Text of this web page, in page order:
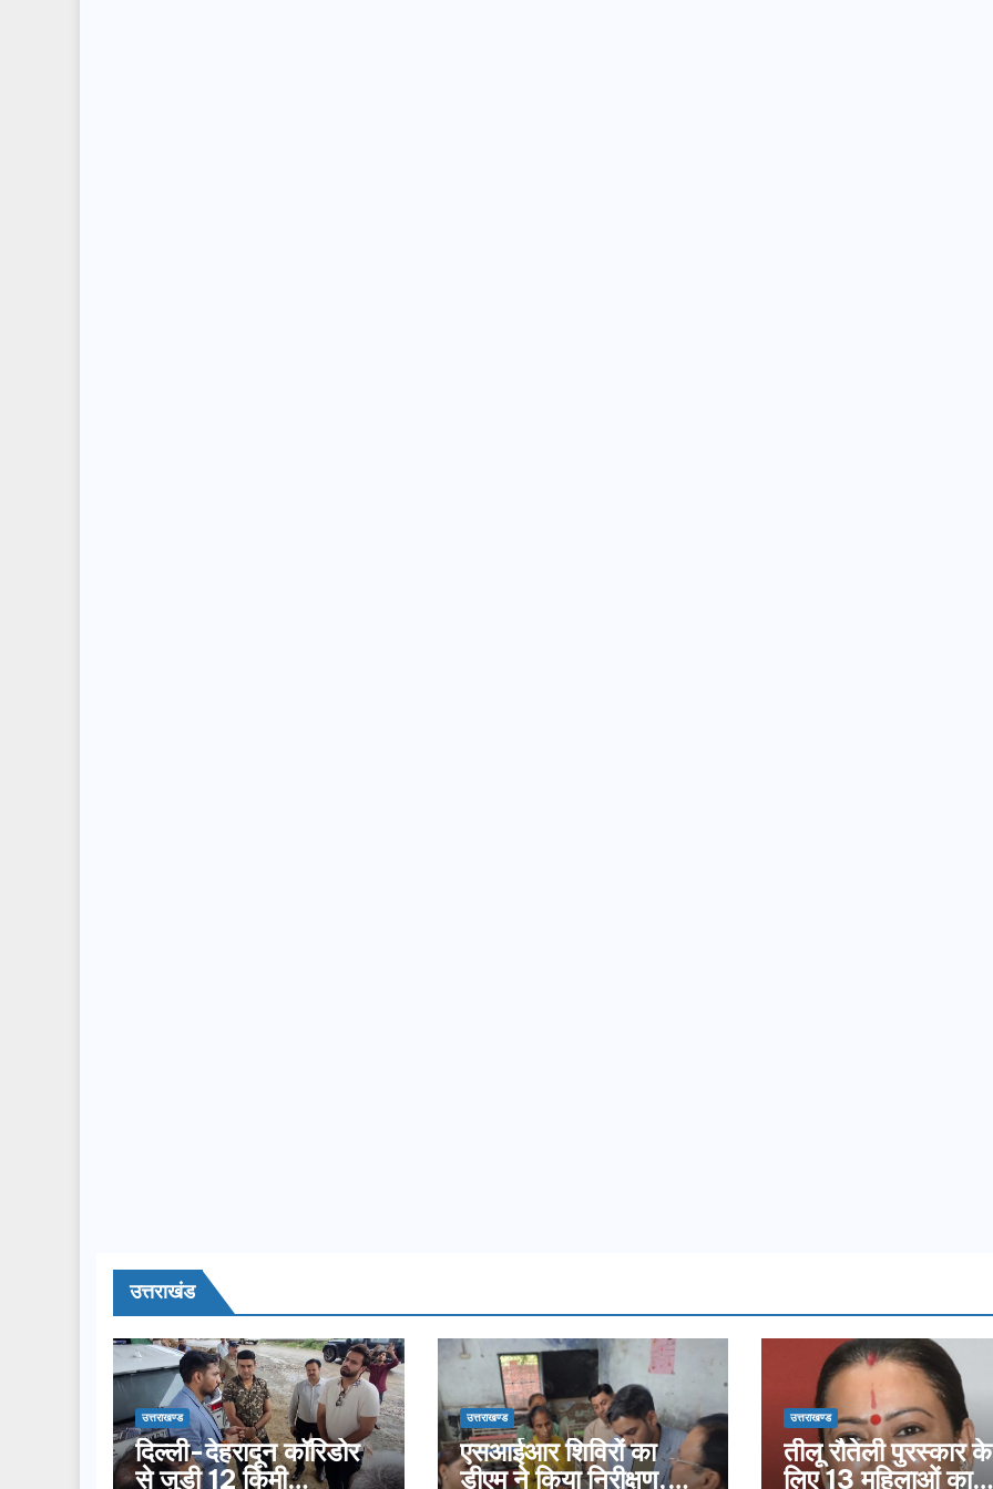
उत्तराखंड
उत्तराखण्ड
दिल्ली-देहरादून कॉरिडोर
से जुड़ी 12 किमी
उत्तराखण्ड
एसआईआर शिविरों का
डीएम ने किया निरीक्षण,
उत्तराखण्ड
तीलू रौतेली पुरस्कार के
लिए 13 महिलाओं का